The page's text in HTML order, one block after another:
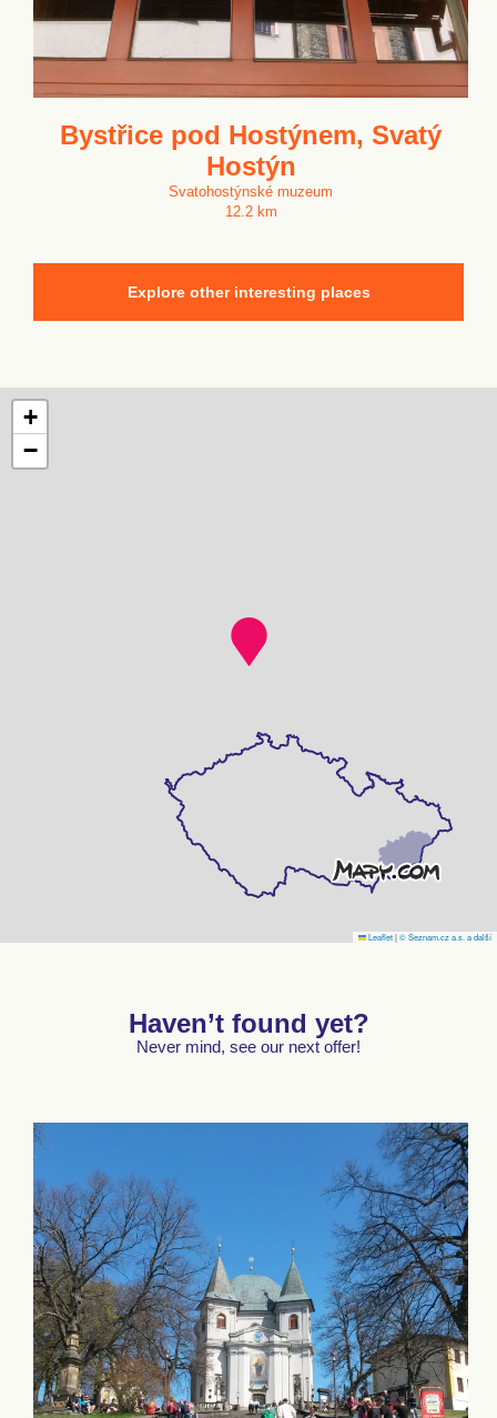
Bystřice pod Hostýnem, Svatý
Hostýn
Svatohostýnské muzeum
12.2 km
Explore other interesting places
+
−
Leaflet|© Seznam.cz a.s. a další
Haven’t found yet?
Never mind, see our next offer!